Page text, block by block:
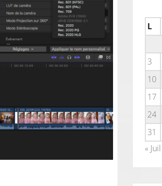
L
3
10
17
24
31
« Juil